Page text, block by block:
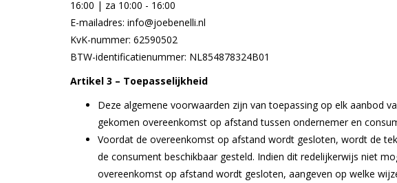
16:00 | za 10:00 - 16:00
E-mailadres: info@joebenelli.nl
KvK-nummer: 62590502
BTW-identificatienummer: NL854878324B01
Artikel 3 – Toepasselijkheid
Deze algemene voorwaarden zijn van toepassing op elk aanbod
gekomen overeenkomst op afstand tussen ondernemer en
Voordat de overeenkomst op afstand wordt gesloten, wordt de
de consument beschikbaar gesteld. Indien dit redelijkerwijs niet
overeenkomst op afstand wordt gesloten, aangeven op welke